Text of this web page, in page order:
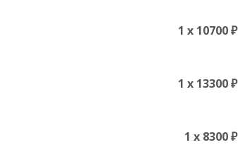
1 x 10700 ₽
1 x 13300 ₽
1 x 8300 ₽